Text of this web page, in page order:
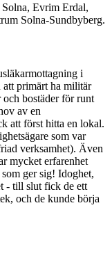
Evrim Erdal,
Solna-Sundbyberg.
i
att primärt ha militär
bostäder för runt
av en
att först hitta en lokal.
som var
verksamhet). Även
mycket erfarenhet
ger sig! Idoghet,
- till slut fick de ett
och de kunde börja